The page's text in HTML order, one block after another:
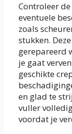
Controleer
eventuele
zoals
stukken.
gerepareerd
je gaat
geschikte
en glad te
vuller
voordat je